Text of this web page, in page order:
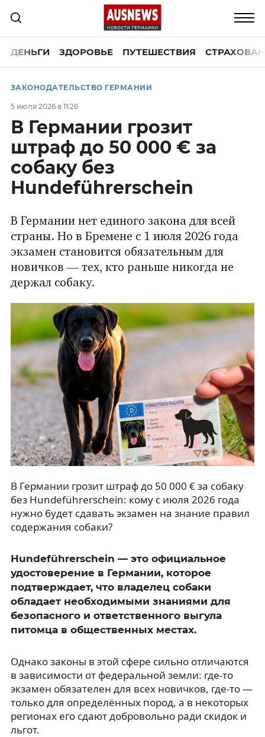
ДЕНЬГИ ЗДОРОВЬЕ ПУТЕШЕСТВИЯ
ЗАКОНОДАТЕЛЬСТВО ГЕРМАНИИ
5 июля 2026 в 11:26
В Германии грозит
штраф до 50 000 € за
собаку без
Hundeführerschein
В Германии нет единого закона для всей
страны. Но в Бремене с 1 июля 2026 года
экзамен становится обязательным для
новичков — тех, кто раньше никогда не
держал собаку.
В Германии грозит штраф до 50 000 € за собаку
без Hundeführerschein: кому с июля 2026 года
нужно будет сдавать экзамен на знание правил
содержания собаки?
Hundeführerschein — это официальное
удостоверение в Германии, которое
подтверждает, что владелец собаки
обладает необходимыми знаниями для
безопасного и ответственного выгула
питомца в общественных местах.
Однако законы в этой сфере сильно отличаются
в зависимости от федеральной земли: где-то
экзамен обязателен для всех новичков, где-то —
только для определённых пород, а в некоторых
регионах его сдают добровольно ради скидок и
льгот.